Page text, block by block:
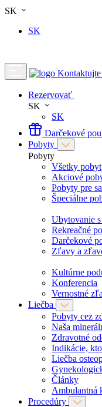
SK
SK
Kontaktujte
Rezervovať
SK
SK
Darčekové
Pobyty
Pobyty
Všetky
Akciové
Pobyty pre
Špeciálne
Ubytovanie
Rekreačné
Darčekové
Zľavy a
Kultúrne
Konferencia
Vernostné
Liečba
Pobyty cez
Naša
Zdravotné
Indikácie,
Liečba
Články
Ambulantná
Procedúry